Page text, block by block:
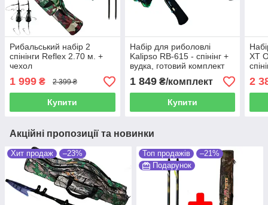
Рибальський набір 2
спінінги Reflex 2.70 м. +
чехол
1 999 ₴ 2 399 ₴
Купити
Набір для риболовлі
Kalipso RB-615 - спінінг +
вудка, готовий комплект
1 849₴/комплект
Купити
XT
2
Акційні пропозиції та новинки
Хит продаж –23% Топ продажів
–21%
Подарунок